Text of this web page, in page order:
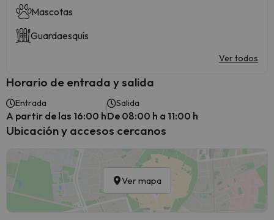
Mascotas
Guardaesquís
Ver todos
Horario de entrada y salida
Entrada
A partir de las 16:00 h
Salida
De 08:00 h a 11:00 h
Ubicación y accesos cercanos
Ver mapa